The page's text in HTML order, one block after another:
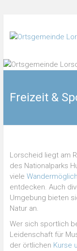
Freizeit &
Lorscheid liegt am
des Nationalparks
viele
entdecken. Auch
Umgebung bieten
Natur an.
Wer sich sportlich
Leidenschaft für
der örtlichen Kurse